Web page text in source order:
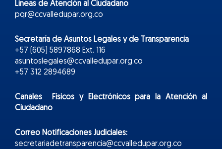
Líneas de Atención al Ciudadano
pqr@ccvalledupar.org.co
Secretaría de Asuntos Legales y de Transparencia
+57 (605) 5897868 Ext. 116
asuntoslegales@ccvalledupar.org.co
+57 312 2894689
Canales Físicos yElectrónicospara la Atención al
Ciudadano
Correo Notificaciones Judiciales:
secretariadetransparencia@ccvalledupar.org.co